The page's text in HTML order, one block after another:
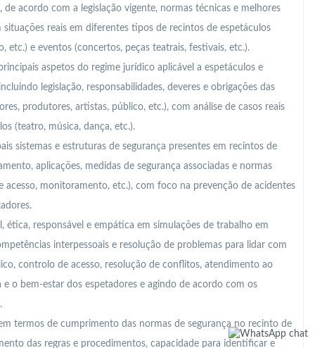
acordo com a legislação vigente, normas técnicas e melhores
reais em diferentes tipos de recintos de espetáculos
etc.) e eventos (concertos, peças teatrais, festivais, etc.).
aspetos do regime jurídico aplicável a espetáculos e
legislação, responsabilidades, deveres e obrigações das
produtores, artistas, público, etc.), com análise de casos reais
(teatro, música, dança, etc.).
sistemas e estruturas de segurança presentes em recintos de
aplicações, medidas de segurança associadas e normas
monitoramento, etc.), com foco na prevenção de acidentes
responsável e empática em simulações de trabalho em
interpessoais e resolução de problemas para lidar com
controlo de acesso, resolução de conflitos, atendimento ao
o bem-estar dos espetadores e agindo de acordo com os
termos de cumprimento das normas de segurança no recinto de
das regras e procedimentos, capacidade para identificar e